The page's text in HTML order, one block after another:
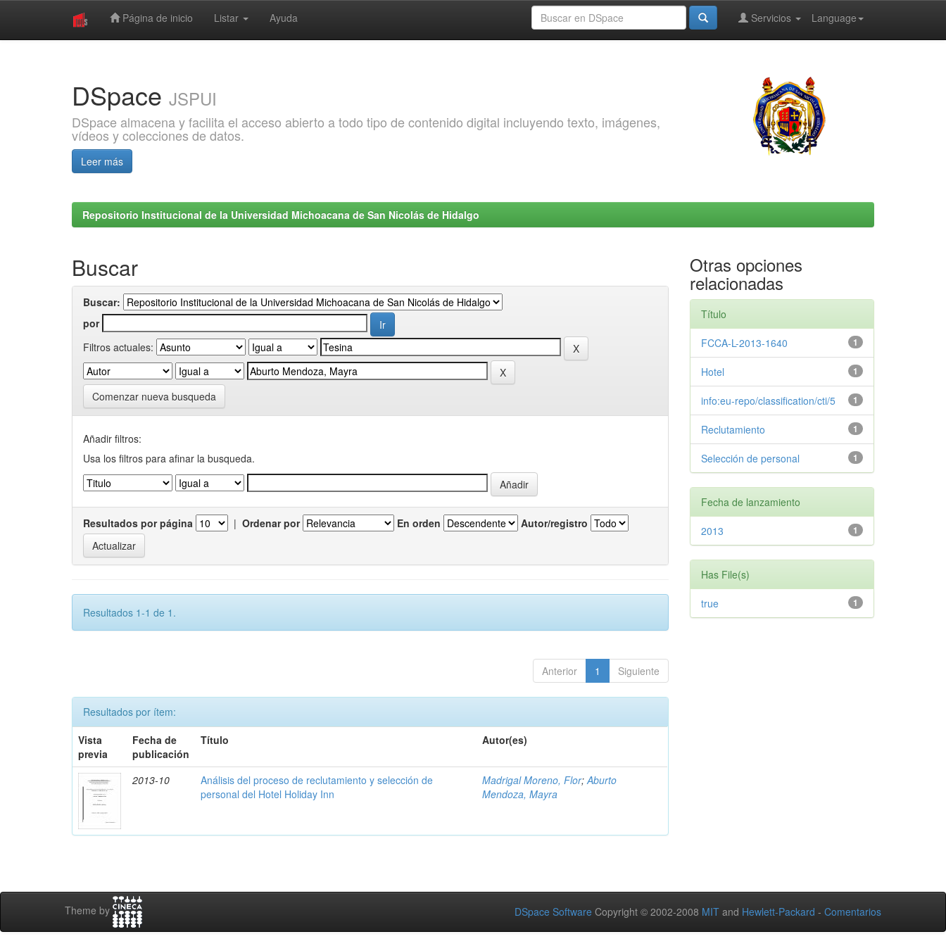
Página de inicio Listar Ayuda Language
Servicios
DSpace JSPUI
DSpace almacena y facilita el acceso abierto a todo tipo de contenido digital incluyendo texto, imágenes,
vídeos y colecciones de datos.
Leer más
Repositorio Institucional de la Universidad Michoacana de San Nicolás de Hidalgo
Buscar
Buscar:
por
Filtros actuales:
Comenzar nueva busqueda
Añadir filtros:
Usa los filtros para afinar la busqueda.
Resultados por página | Ordenar por En orden Autor/registro
Resultados 1-1 de 1.
Anterior 1 Siguiente
Resultados por ítem:
Vista
previa
Fecha de
publicación
Título Autor(es)
2013-10
Análisis del proceso de reclutamiento y selección de
personal del Hotel Holiday Inn
Madrigal Moreno, Flor;Aburto
Mendoza, Mayra
Otras opciones
relacionadas
Título
1
FCCA-L-2013-1640
1
Hotel
1
info:eu-repo/classification/cti/5
1
Reclutamiento
1
Selección de personal
Fecha de lanzamiento
1
2013
Has File(s)
1
true
Theme by DSpace Software Copyright © 2002-2008 MIT and Hewlett-Packard - Comentarios